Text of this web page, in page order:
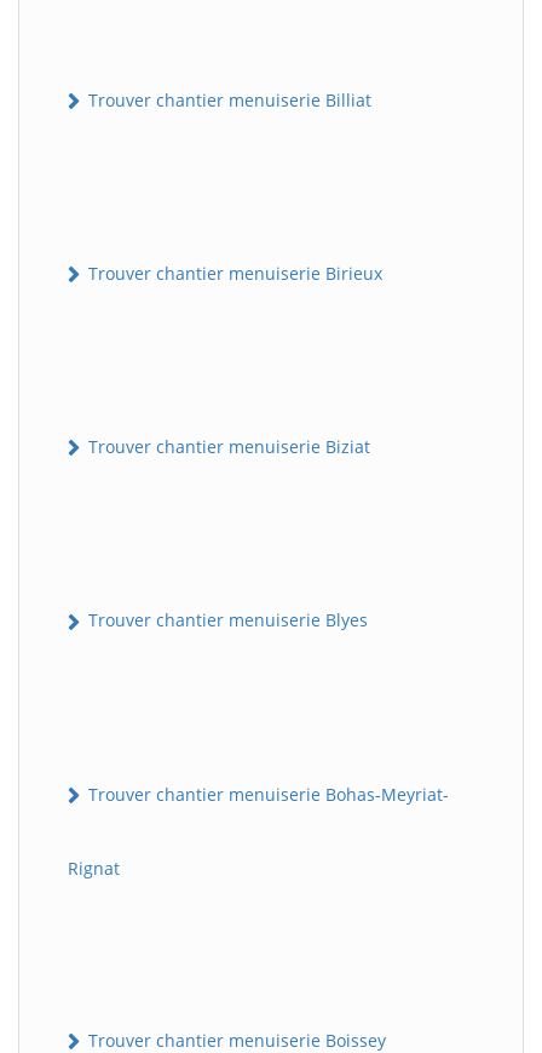
Trouver chantier menuiserie Billiat
Trouver chantier menuiserie Birieux
Trouver chantier menuiserie Biziat
Trouver chantier menuiserie Blyes
Trouver chantier menuiserie Bohas-Meyriat-
Rignat
Trouver chantier menuiserie Boissey